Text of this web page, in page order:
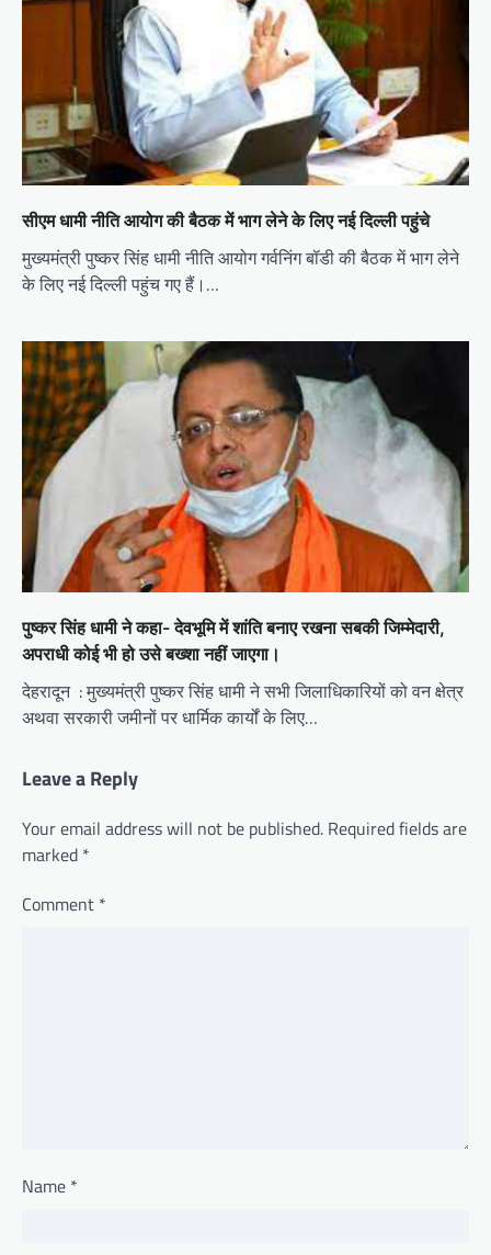
सीएम धामी नीति आयोग की बैठक में भाग लेने के लिए नई दिल्ली पहुंचे
मुख्यमंत्री पुष्कर सिंह धामी नीति आयोग गर्वनिंग बॉडी की बैठक में भाग लेने
के लिए नई दिल्ली पहुंच गए हैं।…
पुष्कर सिंह धामी ने कहा- देवभूमि में शांति बनाए रखना सबकी जिम्मेदारी,
अपराधी कोई भी हो उसे बख्शा नहीं जाएगा।
देहरादून : मुख्यमंत्री पुष्कर सिंह धामी ने सभी जिलाधिकारियों को वन क्षेत्र
अथवा सरकारी जमीनों पर धार्मिक कार्यों के लिए…
Leave a Reply
Your email address will not be published. Required fields are
marked *
Comment *
Name *